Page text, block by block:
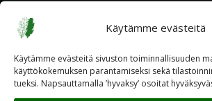
Käytämme evästeitä
Käytämme evästeitä sivuston toiminnallisuuden
käyttökokemuksen parantamiseksi sekä
tueksi. Napsauttamalla ’hyvaksy’ osoitat